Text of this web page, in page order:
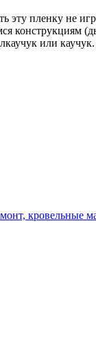
пленку не
или каучук.
кровельные